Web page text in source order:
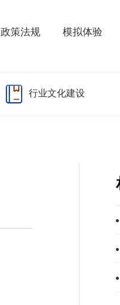
政策法规 模拟体验
行业文化建设